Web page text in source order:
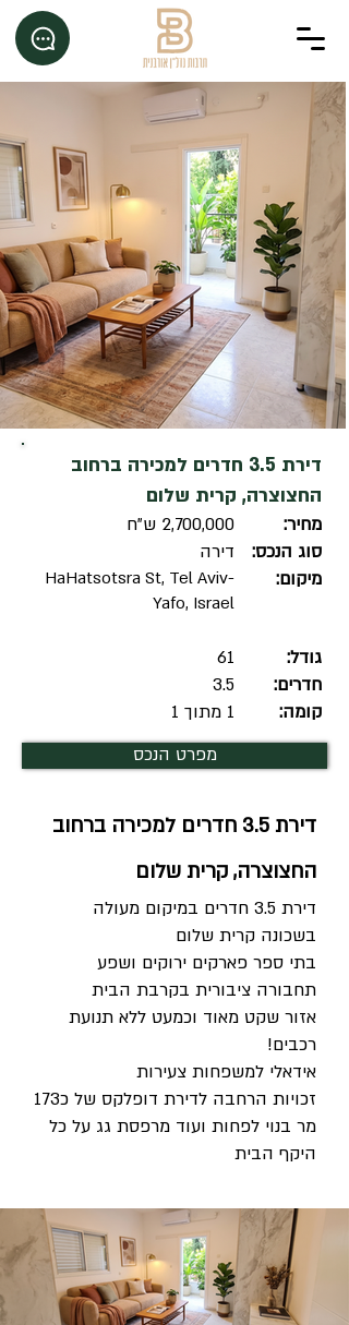
דירת 3.5 חדרים למכירה ברחוב
החצוצרה, קרית שלום
2,700,000 ש"ח
דירה
HaHatsotsra St, Tel Aviv-
Yafo, Israel
מחיר:
סוג הנכס:
מיקום:
61
3.5
1 מתוך 1
גודל:
חדרים:
קומה:
מפרט הנכס
דירת 3.5 חדרים למכירה ברחוב
החצוצרה, קרית שלום
דירת 3.5 חדרים במיקום מעולה
בשכונה קרית שלום
בתי ספר פארקים ירוקים ושפע
תחבורה ציבורית בקרבת הבית
אזור שקט מאוד וכמעט ללא תנועת
רכבים!
אידאלי למשפחות צעירות
זכויות הרחבה לדירת דופלקס של כ173
מר בנוי לפחות ועוד מרפסת גג על כל
היקף הבית